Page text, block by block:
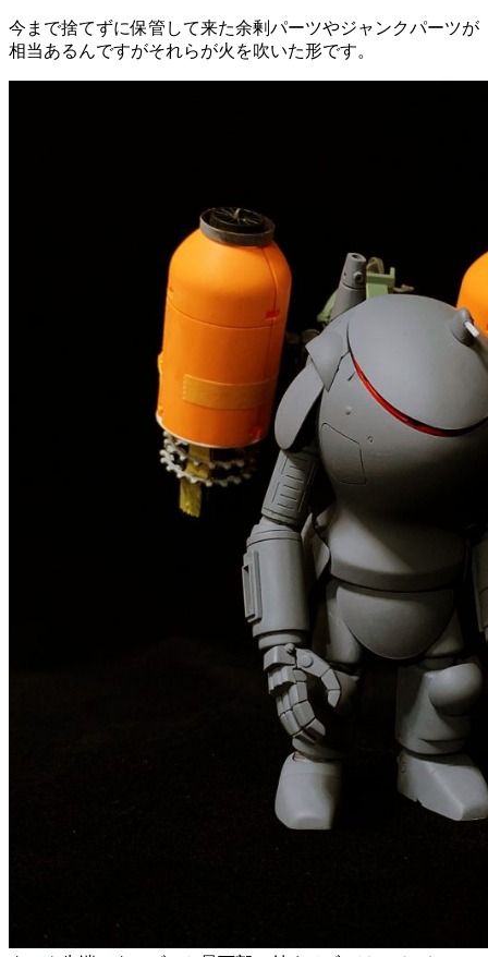
今まで捨てずに保管して来た余剰パーツやジャンクパーツが
相当あるんですがそれらが火を吹いた形です。